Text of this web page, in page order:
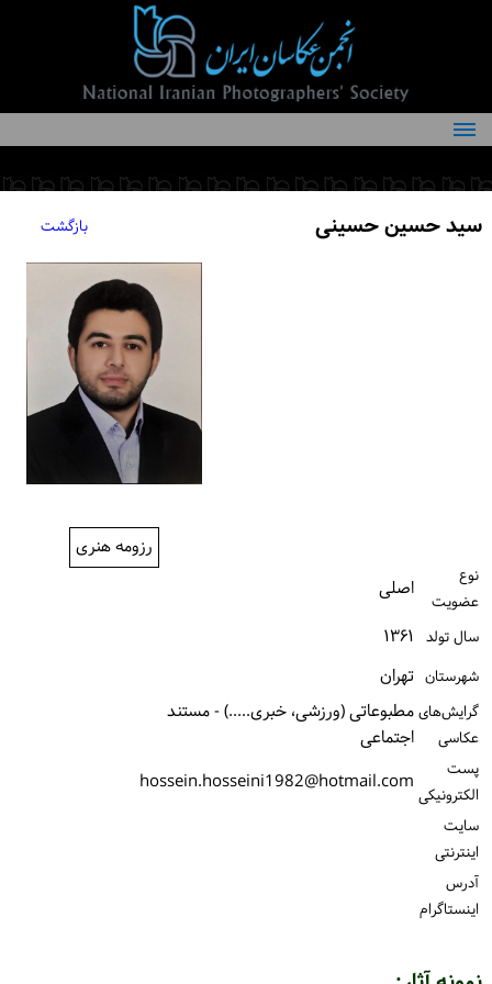
درباره انجمن
کمیته‌های انجمن
اعضاء انجمنسید حسین حسینی بازگشت
رزومه هنری
نوع
عضویت
اصلی
سال تولد ۱۳۶۱
شهرستان تهران
گرایش‌های
عکاسی
مطبوعاتی (ورزشی، خبری.....) - مستند
اجتماعی
پست
الكترونیكی hossein.hosseini1982@hotmail.com
سایت
اینترنتی
آدرس
اینستاگرام